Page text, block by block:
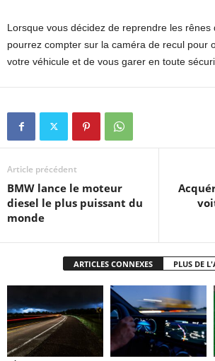
Lorsque vous décidez de reprendre les rênes
pourrez compter sur la caméra de recul pour
votre véhicule et de vous garer en toute
Article précédent
BMW lance le moteur
diesel le plus puissant du
monde
ARTICLES CONNEXES PLUS DE